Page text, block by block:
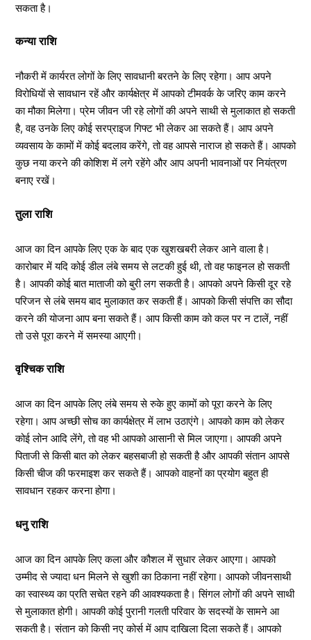
सकता है।
कन्या राशि
नौकरी में कार्यरत लोगों के लिए सावधानी बरतने के लिए रहेगा। आप अपने
विरोधियों से सावधान रहें और कार्यक्षेत्र में आपको टीमवर्क के जरिए काम करने
का मौका मिलेगा। प्रेम जीवन जी रहे लोगों की अपने साथी से मुलाकात हो सकती
है, वह उनके लिए कोई सरप्राइज गिफ्ट भी लेकर आ सकते हैं। आप अपने
व्यवसाय के कामों में कोई बदलाव करेंगे, तो वह आपसे नाराज हो सकते हैं। आपको
कुछ नया करने की कोशिश में लगे रहेंगे और आप अपनी भावनाओं पर नियंत्रण
बनाए रखें।
तुला राशि
आज का दिन आपके लिए एक के बाद एक खुशखबरी लेकर आने वाला है।
कारोबार में यदि कोई डील लंबे समय से लटकी हुई थी, तो वह फाइनल हो सकती
है। आपकी कोई बात माताजी को बुरी लग सकती है। आपको अपने किसी दूर रहे
परिजन से लंबे समय बाद मुलाकात कर सकती हैं। आपको किसी संपत्ति का सौदा
करने की योजना आप बना सकते हैं। आप किसी काम को कल पर न टालें, नहीं
तो उसे पूरा करने में समस्या आएगी।
वृश्चिक राशि
आज का दिन आपके लिए लंबे समय से रुके हुए कामों को पूरा करने के लिए
रहेगा। आप अच्छी सोच का कार्यक्षेत्र में लाभ उठाएंगे। आपको काम को लेकर
कोई लोन आदि लेंगे, तो वह भी आपको आसानी से मिल जाएगा। आपकी अपने
पिताजी से किसी बात को लेकर बहसबाजी हो सकती है और आपकी संतान आपसे
किसी चीज की फरमाइश कर सकते हैं। आपको वाहनों का प्रयोग बहुत ही
सावधान रहकर करना होगा।
धनु राशि
आज का दिन आपके लिए कला और कौशल में सुधार लेकर आएगा। आपको
उम्मीद से ज्यादा धन मिलने से खुशी का ठिकाना नहीं रहेगा। आपको जीवनसाथी
का स्वास्थ्य का प्रति सचेत रहने की आवश्यकता है। सिंगल लोगों की अपने साथी
से मुलाकात होगी। आपकी कोई पुरानी गलती परिवार के सदस्यों के सामने आ
सकती है। संतान को किसी नए कोर्स में आप दाखिला दिला सकते हैं। आपको